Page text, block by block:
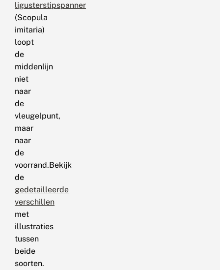
ligusterstipspanner
(Scopula
imitaria)
loopt
de
middenlijn
niet
naar
de
vleugelpunt,
maar
naar
de
voorrand.Bekijk
de
gedetailleerde
verschillen
met
illustraties
tussen
beide
soorten.